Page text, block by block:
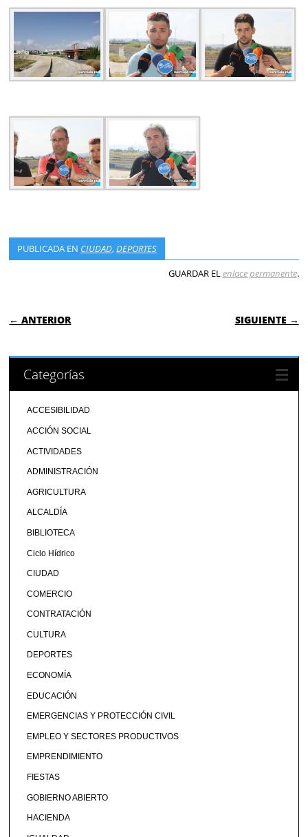
PUBLICADA EN CIUDAD,DEPORTES
GUARDAR ELenlace permanente.
NAVEGACIÓN DE ENTRADAS
← ANTERIOR SIGUIENTE →
Categorías
ACCESIBILIDAD
ACCIÓN SOCIAL
ACTIVIDADES
ADMINISTRACIÓN
AGRICULTURA
ALCALDÍA
BIBLIOTECA
Ciclo Hídrico
CIUDAD
COMERCIO
CONTRATACIÓN
CULTURA
DEPORTES
ECONOMÍA
EDUCACIÓN
EMERGENCIAS Y PROTECCIÓN CIVIL
EMPLEO Y SECTORES PRODUCTIVOS
EMPRENDIMIENTO
FIESTAS
GOBIERNO ABIERTO
HACIENDA